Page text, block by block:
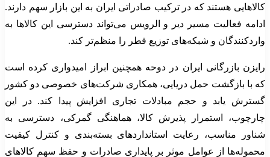
کالاهایی هستند که در ترکیب صادراتی ایران به این بازار سهم دارند.
ادامه فعالیت مسیر دیر و الرویس می‌تواند دسترسی این کالاها به
واردکنندگان و شبکه‌های توزیع قطر را منظم‌تر کند.
رایزن بازرگانی ایران در دوحه همچنین ابراز امیدواری کرده است
که با بازگشت حمل دریایی، همکاری شرکت‌های خصوصی دو کشور
گسترش یابد و حجم مبادلات تجاری افزایش پیدا کند. در این
چارچوب، استمرار پذیرش کالا، هماهنگی گمرکی، دسترسی به
شناور مناسب، رعایت استانداردهای بسته‌بندی و کنترل کیفیت
محموله‌ها از عوامل موثر بر پایداری صادرات و حفظ سهم کالاهای